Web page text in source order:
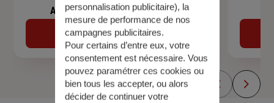
Assurance de prêt immobilier
Découvrir
personnalisation publicitaire), la
mesure de performance de nos
campagnes publicitaires.
Pour certains d’entre eux, votre
consentement est nécessaire. Vous
pouvez paramétrer ces cookies ou
bien tous les accepter, ou alors
décider de continuer votre